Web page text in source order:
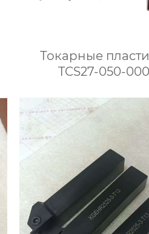
Токарные
TCS27-050-000